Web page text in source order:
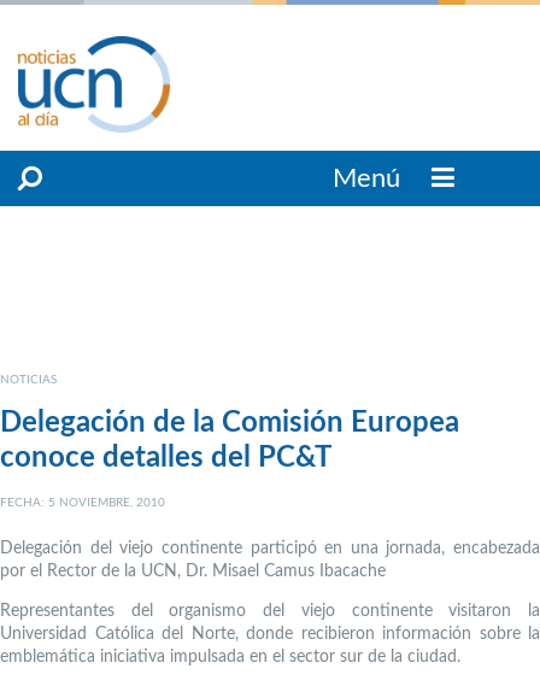
Menú
NOTICIAS
Delegación de la Comisión Europea
conoce detalles del PC&T
FECHA: 5 NOVIEMBRE, 2010
Delegación del viejo continente participó en una jornada, encabezada
por el Rector de la UCN, Dr. Misael Camus Ibacache
Representantes del organismo del viejo continente visitaron la
Universidad Católica del Norte, donde recibieron información sobre la
emblemática iniciativa impulsada en el sector sur de la ciudad.